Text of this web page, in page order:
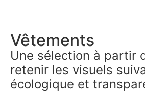
Vêtements
Une sélection à partir
retenir les visuels
écologique et